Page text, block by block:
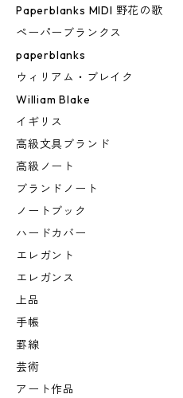
Paperblanks MIDI 野花の歌
ペーパーブランクス
paperblanks
ウィリアム・ブレイク
William Blake
イギリス
高級文具ブランド
高級ノート
ブランドノート
ノートブック
ハードカバー
エレガント
エレガンス
上品
手帳
罫線
芸術
アート作品